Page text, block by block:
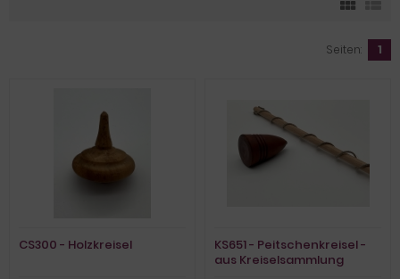
Seiten: 1
CS300 - Holzkreisel
KS651 - Peitschenkreisel -
aus Kreiselsammlung